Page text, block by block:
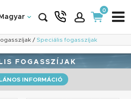
Magyar
0
/ Speciális fogasszíjak
FOGASSZÍJAK
INFORMÁCIÓ